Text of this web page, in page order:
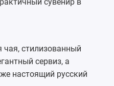
чая, стилизованный
сервиз, а
настоящий русский